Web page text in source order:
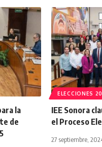
la
de
ELECCIONES
IEE Sonora
el Proceso
27 septiembre,